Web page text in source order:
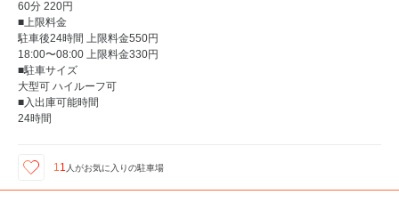
60分 220円
■上限料金
駐車後24時間 上限料金550円
18:00〜08:00 上限料金330円
■駐車サイズ
大型可 ハイルーフ可
■入出庫可能時間
24時間
11 人がお気に入りの駐車場